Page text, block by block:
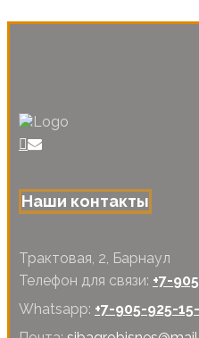
Наши контакты
Трактовая, 2, Барнаул
Телефон для связи: +7-
Whatsapp: +7-905-925-